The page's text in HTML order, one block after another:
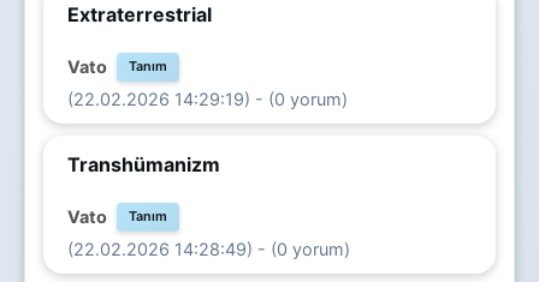
Extraterrestrial
Vato Tanım
(22.02.2026 14:29:19) - (0 yorum)
Transhümanizm
Vato Tanım
(22.02.2026 14:28:49) - (0 yorum)